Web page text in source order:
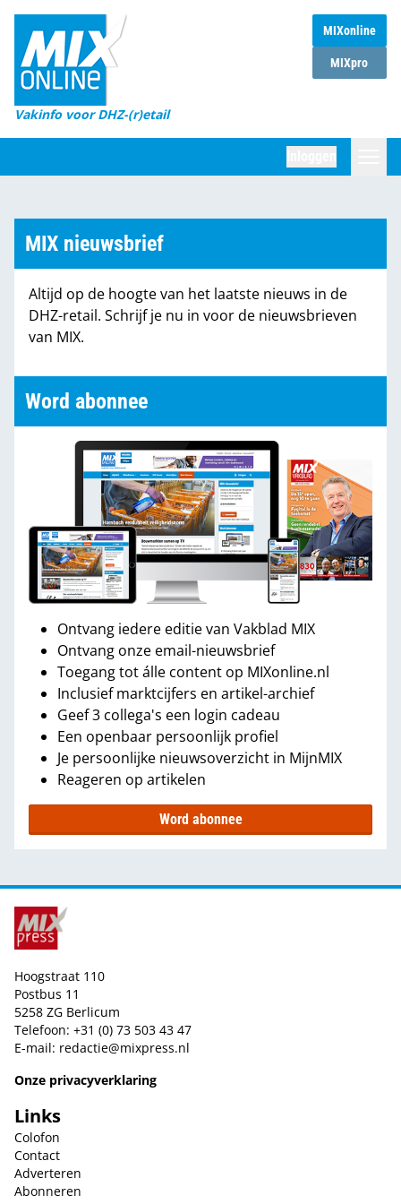
MIXonline
MIXpro
Vakinfo voor DHZ-(r)etail
Home
Magazines
DHZ Sessie
Marktcijfers
Partners
MIX nieuwsbrief
Altijd op de hoogte van het laatste nieuws in de
DHZ-retail. Schrijf je nu in voor de nieuwsbrieven
van MIX.
Word abonnee
Ontvang iedere editie van Vakblad MIX
Ontvang onze email-nieuwsbrief
Toegang tot álle content op MIXonline.nl
Inclusief marktcijfers en artikel-archief
Geef 3 collega's een login cadeau
Een openbaar persoonlijk profiel
Je persoonlijke nieuwsoverzicht in MijnMIX
Reageren op artikelen
Word abonnee
Hoogstraat 110
Postbus 11
5258 ZG Berlicum
Telefoon: +31 (0) 73 503 43 47
E-mail: redactie@mixpress.nl
Onze privacyverklaring
Links
Colofon
Contact
Adverteren
Abonneren